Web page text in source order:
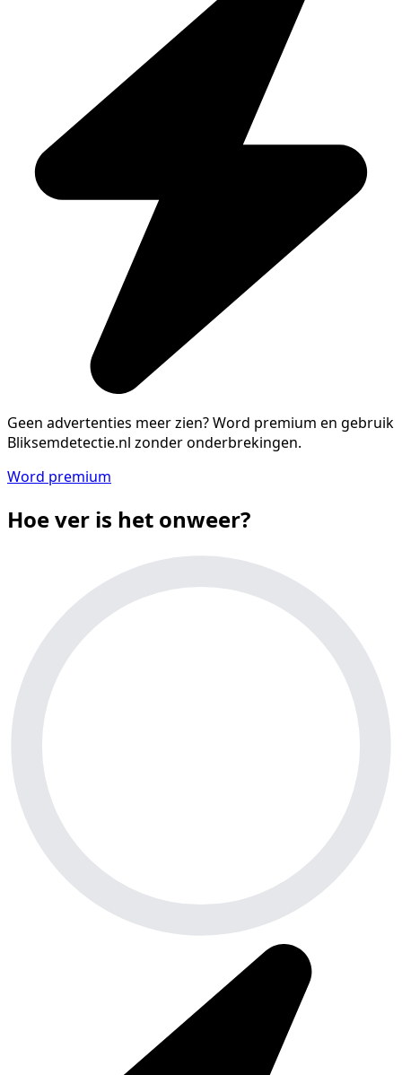
Geen advertenties meer zien?Word premium en gebruik
Bliksemdetectie.nl zonder onderbrekingen.
Word premium
Hoe ver is het onweer?